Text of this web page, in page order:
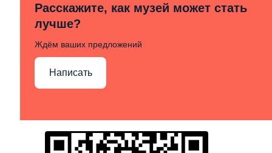
Расскажите, как музей может стать
лучше?
Ждём ваших предложений
Написать